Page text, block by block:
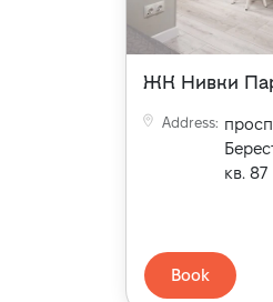
ЖК Нивки
Address:
кв. 87
Book